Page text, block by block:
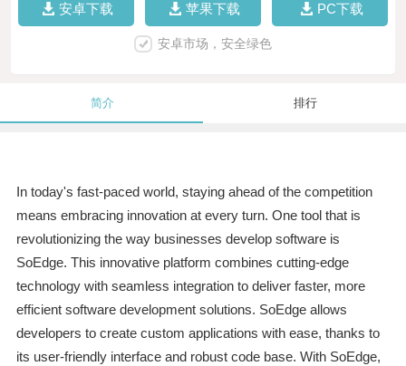
安卓下载 苹果下载 PC下载
安卓市场，安全绿色
简介 排行
In today's fast-paced world, staying ahead of the competition
means embracing innovation at every turn. One tool that is
revolutionizing the way businesses develop software is
SoEdge. This innovative platform combines cutting-edge
technology with seamless integration to deliver faster, more
efficient software development solutions. SoEdge allows
developers to create custom applications with ease, thanks to
its user-friendly interface and robust code base. With SoEdge,